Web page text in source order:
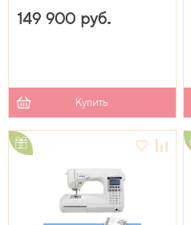
149 900 руб.
Купить